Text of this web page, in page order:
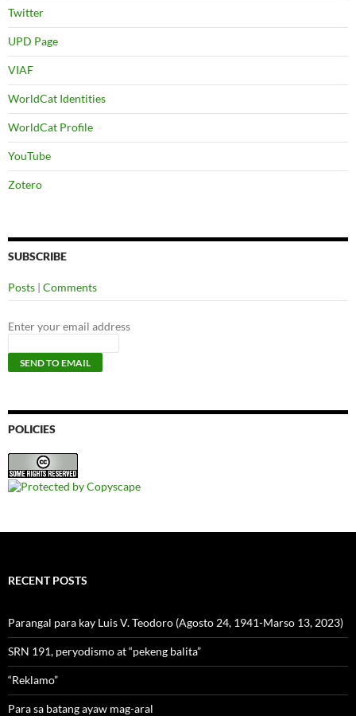
Twitter
UPD Page
VIAF
WorldCat Identities
WorldCat Profile
YouTube
Zotero
SUBSCRIBE
Posts | Comments
Enter your email address
POLICIES
RECENT POSTS
Parangal para kay Luis V. Teodoro (Agosto 24, 1941-Marso 13, 2023)
SRN 191, peryodismo at “pekeng balita”
“Reklamo”
Para sa batang ayaw mag-aral